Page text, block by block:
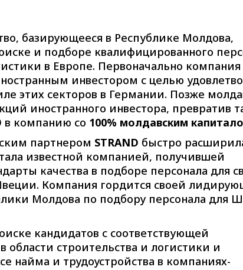
базирующееся в Республике Молдова,
и подборе квалифицированного
в Европе. Первоначально
инвестором с целью
этих секторов в Германии. Позже
иностранного инвестора, превратив
в компанию со 100% молдавским
партнером STRAND быстро
известной компанией, получившей
качества в подборе персонала для
Компания гордится своей
Молдова по подбору персонала для
кандидатов с соответствующей
строительства и логистики и
найма и трудоустройства в компаниях-